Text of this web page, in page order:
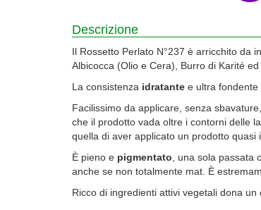
Descrizione
Il Rossetto Perlato N°237 è arricchito da
Albicocca (Olio e Cera), Burro di Karité
La consistenza idratante e ultra fondente
Facilissimo da applicare, senza
che il prodotto vada oltre i contorni delle
quella di aver applicato un prodotto quasi
È pieno e pigmentato , una sola
anche se non totalmente mat. È
Ricco di ingredienti attivi vegetali dona